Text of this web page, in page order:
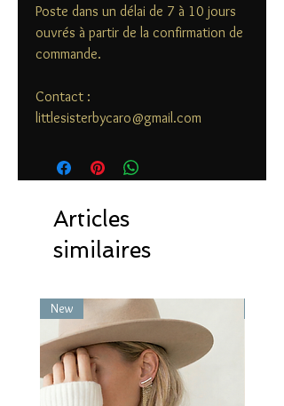
Poste dans un délai de 7 à 10 jours
ouvrés à partir de la confirmation de
commande.
Contact :
littlesisterbycaro@gmail.com
Articles
similaires
New